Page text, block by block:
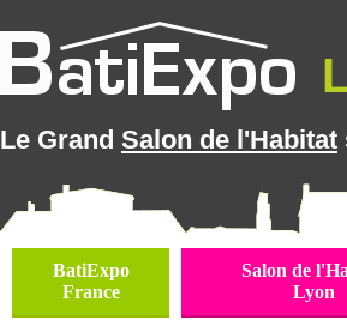
Le Grand Salon de l'Habitat
BatiExpo
France
Salon de
Lyon